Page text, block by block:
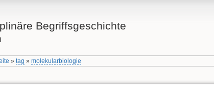
Begriffsgeschichte
»tag »molekularbiologie